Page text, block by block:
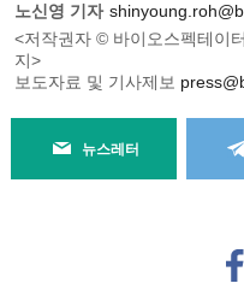
노신영 기자
<저작권자 © 바이오스펙테이
지>
보도자료 및 기사제보
뉴스레터
페
이